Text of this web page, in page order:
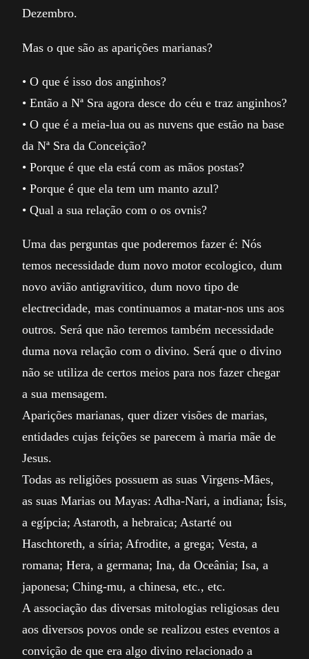
Dezembro.
Mas o que são as aparições marianas?
• O que é isso dos anginhos?
• Então a Nª Sra agora desce do céu e traz anginhos?
• O que é a meia-lua ou as nuvens que estão na base
da Nª Sra da Conceição?
• Porque é que ela está com as mãos postas?
• Porque é que ela tem um manto azul?
• Qual a sua relação com o os ovnis?
Uma das perguntas que poderemos fazer é: Nós
temos necessidade dum novo motor ecologico, dum
novo avião antigravitico, dum novo tipo de
electrecidade, mas continuamos a matar-nos uns aos
outros. Será que não teremos também necessidade
duma nova relação com o divino. Será que o divino
não se utiliza de certos meios para nos fazer chegar
a sua mensagem.
Aparições marianas, quer dizer visões de marias,
entidades cujas feições se parecem à maria mãe de
Jesus.
Todas as religiões possuem as suas Virgens-Mães,
as suas Marias ou Mayas: Adha-Nari, a indiana; Ísis,
a egípcia; Astaroth, a hebraica; Astarté ou
Haschtoreth, a síria; Afrodite, a grega; Vesta, a
romana; Hera, a germana; Ina, da Oceânia; Isa, a
japonesa; Ching-mu, a chinesa, etc., etc.
A associação das diversas mitologias religiosas deu
aos diversos povos onde se realizou estes eventos a
convição de que era algo divino relacionado a